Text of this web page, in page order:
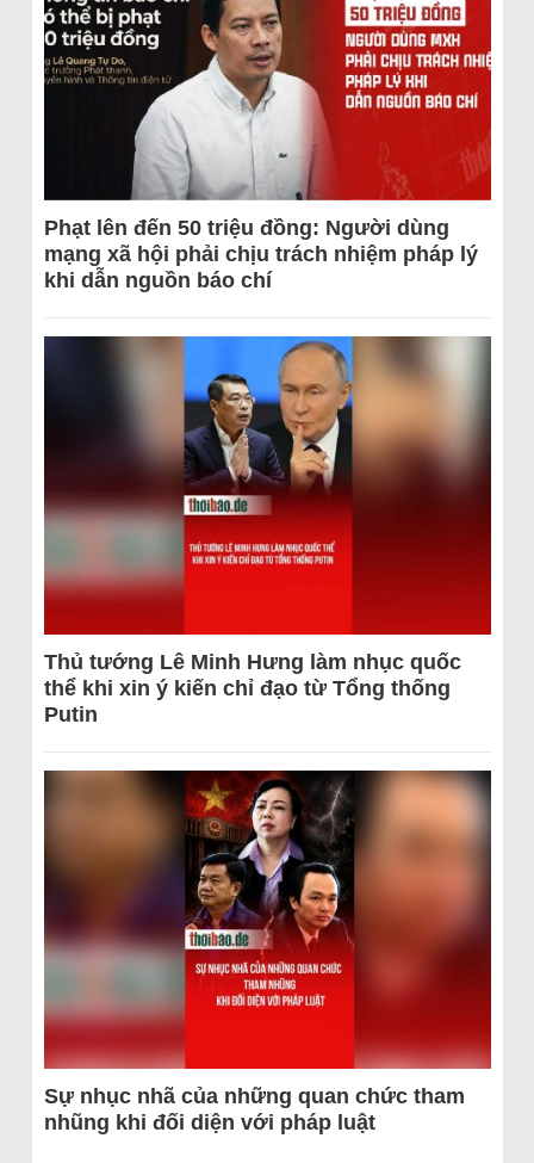
Phạt lên đến 50 triệu đồng: Người dùng
mạng xã hội phải chịu trách nhiệm pháp lý
khi dẫn nguồn báo chí
Thủ tướng Lê Minh Hưng làm nhục quốc
thể khi xin ý kiến chỉ đạo từ Tổng thống
Putin
Sự nhục nhã của những quan chức tham
nhũng khi đối diện với pháp luật